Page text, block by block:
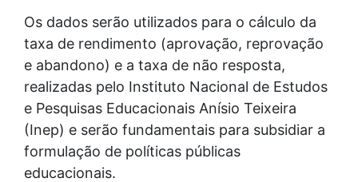
Os dados serão utilizados para o cálculo da
taxa de rendimento (aprovação, reprovação
e abandono) e a taxa de não resposta,
realizadas pelo Instituto Nacional de Estudos
e Pesquisas Educacionais Anísio Teixeira
(Inep) e serão fundamentais para subsidiar a
formulação de políticas públicas
educacionais.